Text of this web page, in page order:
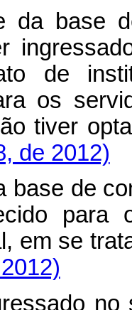
da base
de
os
não tiver
de 2012)
base de
em se